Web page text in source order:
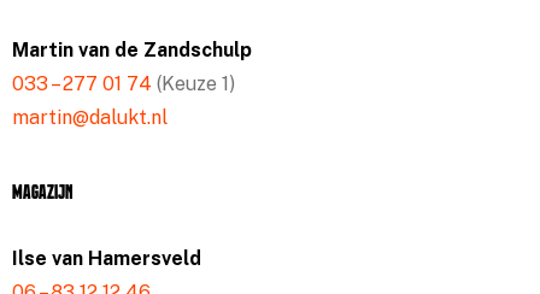
Martin van de Zandschulp
033 – 277 01 74 (Keuze 1)
martin@dalukt.nl
Magazijn
Ilse van Hamersveld